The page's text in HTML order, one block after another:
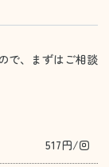
で、まずはご相談
517円/回